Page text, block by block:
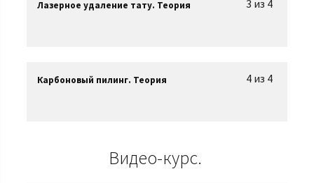
3 из 4
Лазерное удаление тату. Теория
4 из 4
Карбоновый пилинг. Теория
Видео-курс.